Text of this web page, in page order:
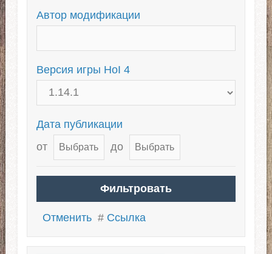
The Road to 56
Автор модификации
Версия игры HoI 4
Дата публикации
от
до
Отменить # Ссылка